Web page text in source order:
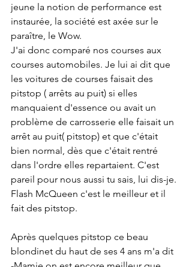
jeune la notion de performance est
instaurée, la société est axée sur le
paraître, le Wow.
J'ai donc comparé nos courses aux
courses automobiles. Je lui ai dit que
les voitures de courses faisait des
pitstop ( arrêts au puit) si elles
manquaient d'essence ou avait un
problème de carrosserie elle faisait un
arrêt au puit( pitstop) et que c'était
bien normal, dès que c'était rentré
dans l'ordre elles repartaient. C'est
pareil pour nous aussi tu sais, lui dis-je.
Flash McQueen c'est le meilleur et il
fait des pitstop.
Après quelques pitstop ce beau
blondinet du haut de ses 4 ans m'a dit